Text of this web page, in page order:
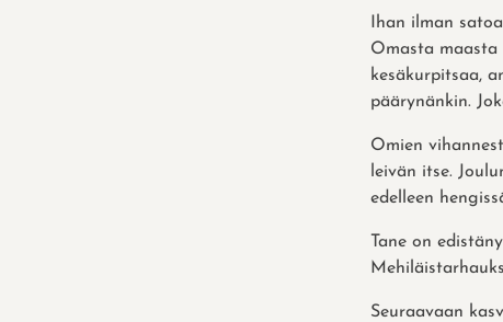
Ihan ilman
Omasta
kesäkurpitsaa,
päärynänkin.
Omien
leivän itse.
edelleen
Tane on
Seuraavaan